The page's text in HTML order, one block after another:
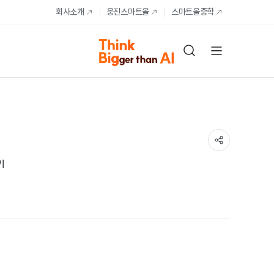
회사소개 웅진스마트올 스마트올중학